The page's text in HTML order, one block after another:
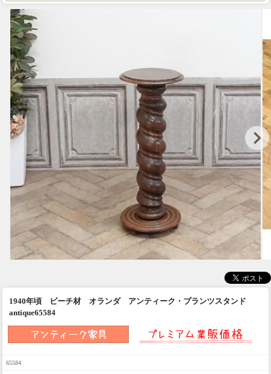
1940年頃 ビーチ材 オランダ アンティーク・プランツスタンド
antique65584
65584